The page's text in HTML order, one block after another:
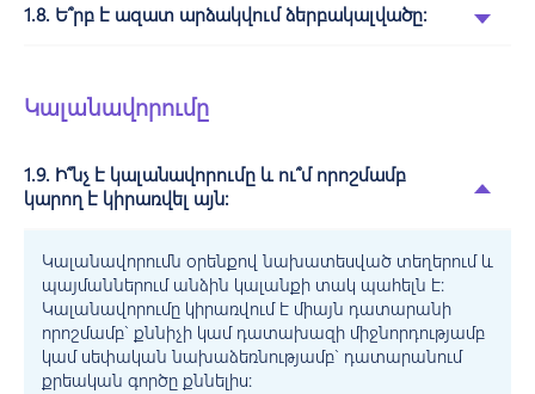
1.8. Ե՞րբ է ազատ արձակվում ձերբակալվածը:
Կալանավորումը
1.9. Ի՞նչ է կալանավորումը և ու՞մ որոշմամբ
կարող է կիրառվել այն:
Կալանավորումն օրենքով նախատեսված տեղերում և
պայմաններում անձին կալանքի տակ պահելն է:
Կալանավորումը կիրառվում է միայն դատարանի
որոշմամբ` քննիչի կամ դատախազի միջնորդությամբ
կամ սեփական նախաձեռնությամբ` դատարանում
քրեական գործը քննելիս: